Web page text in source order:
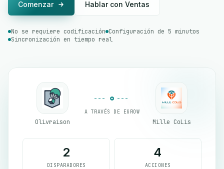
Comenzar Hablar con Ventas
No se requiere codificación Configuración de 5 minutos
Sincronización en tiempo real
Olivraison
A TRAVÉS DE EGROW
Mille CoLis
2
DISPARADORES
4
ACCIONES